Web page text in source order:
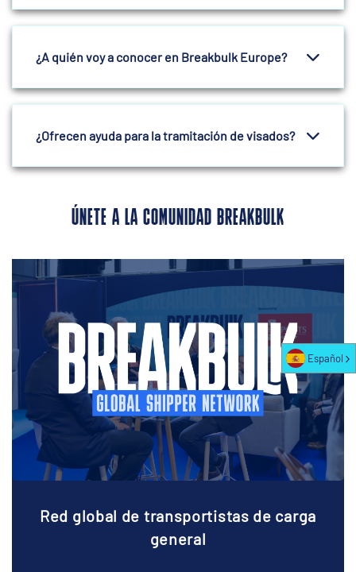
¿A quién voy a conocer en Breakbulk Europe?
¿Ofrecen ayuda para la tramitación de visados?
ÚNETE A LA COMUNIDAD BREAKBULK
Red global de transportistas de carga
general
Español